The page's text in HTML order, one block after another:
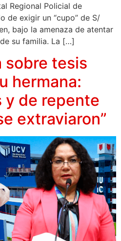
Regional Policial de
de exigir un “cupo” de S/
bajo la amenaza de atentar
su familia. La […]
sobre tesis
hermana:
y de repente
extraviaron”